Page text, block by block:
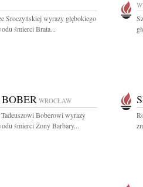
Sroczyńskiej wyrazy głębokiego
śmierci Brata...
WROCŁAW
Boberowi wyrazy
śmierci Żony Barbary...